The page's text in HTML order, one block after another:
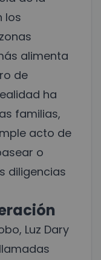
los
alimenta
de
ha
familias,
acto de
o
diligencias
Luz Dary